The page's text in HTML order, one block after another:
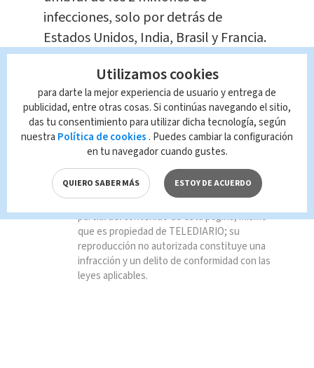
infecciones, solo por detrás de
Estados Unidos, India, Brasil y Francia.
TAGS RELACIONADOS:
Internacional
Queda prohibida la reproducción total o
parcial del contenido de esta página, mismo
que es propiedad de TELEDIARIO; su
reproducción no autorizada constituye una
infracción y un delito de conformidad con las
leyes aplicables.
Utilizamos cookies
para darte la mejor experiencia de usuario y entrega de
publicidad, entre otras cosas. Si continúas navegando el sitio,
das tu consentimiento para utilizar dicha tecnología, según
nuestra Política de cookies . Puedes cambiar la configuración
en tu navegador cuando gustes.
QUIERO SABER MÁS ESTOY DE ACUERDO